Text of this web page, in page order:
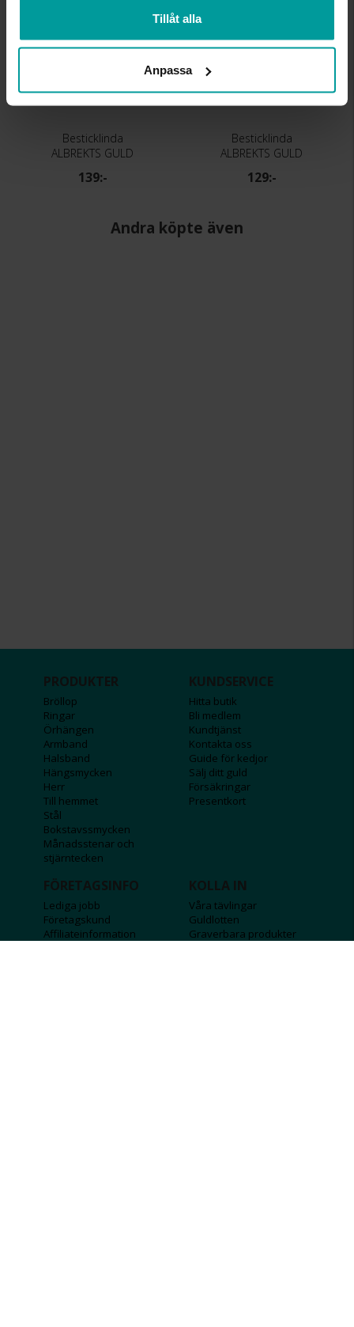
Tillåt alla
Anpassa
Besticklinda
ALBREKTS GULD
139:-
Besticklinda
ALBREKTS GULD
129:-
Andra köpte även
PRODUKTER
Bröllop
Ringar
Örhängen
Armband
Halsband
Hängsmycken
Herr
Till hemmet
Stål
Bokstavssmycken
Månadsstenar och
stjärntecken
KUNDSERVICE
Hitta butik
Bli medlem
Kundtjänst
Kontakta oss
Guide för kedjor
Sälj ditt guld
Försäkringar
Presentkort
FÖRETAGSINFO
Lediga jobb
Företagskund
Affiliateinformation
KOLLA IN
Våra tävlingar
Guldlotten
Graverbara produkter